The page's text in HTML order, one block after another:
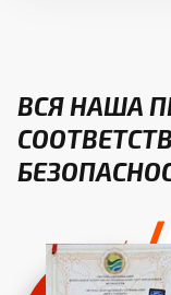
ВСЯ НАША